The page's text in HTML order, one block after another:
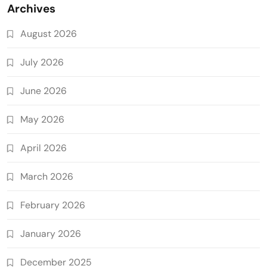
Archives
August 2026
July 2026
June 2026
May 2026
April 2026
March 2026
February 2026
January 2026
December 2025